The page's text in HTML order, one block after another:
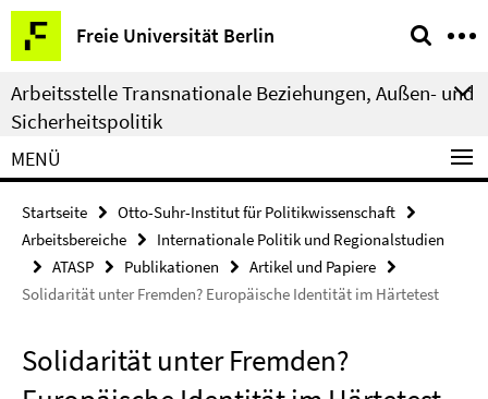
Springe
direkt
zu
Inhalt
Freie Universität Berlin
Service-
Navigation
Arbeitsstelle Transnationale Beziehungen, Außen- und
Sicherheitspolitik
MENÜ
Startseite
Otto-Suhr-Institut für Politikwissenschaft
Arbeitsbereiche
Internationale Politik und Regionalstudien
ATASP
Publikationen
Artikel und Papiere
Solidarität unter Fremden? Europäische Identität im Härtetest
Solidarität unter Fremden?